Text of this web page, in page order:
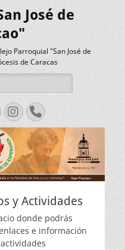
José de
Parroquial "San José de
de Caracas
Instagram
Teléfono
y Actividades
donde podrás
e información